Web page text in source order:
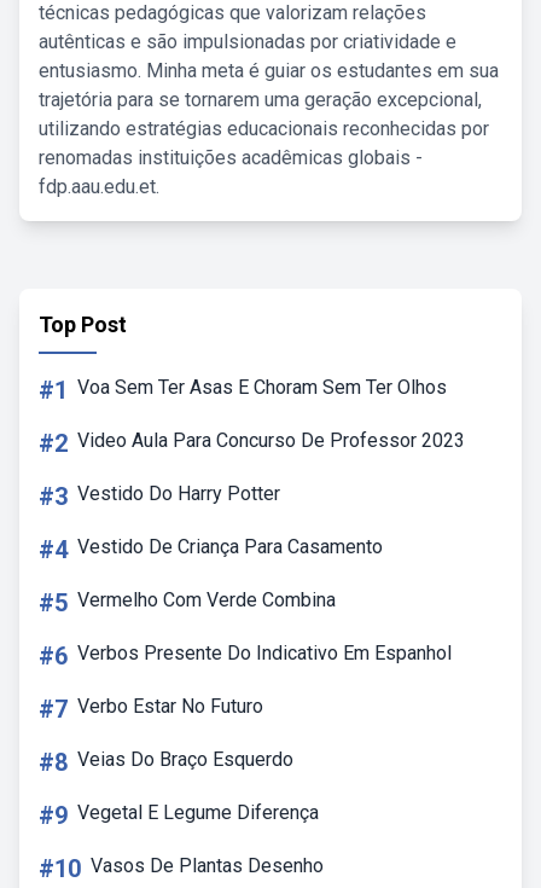
técnicas pedagógicas que valorizam relações
autênticas e são impulsionadas por criatividade e
entusiasmo. Minha meta é guiar os estudantes em sua
trajetória para se tornarem uma geração excepcional,
utilizando estratégias educacionais reconhecidas por
renomadas instituições acadêmicas globais -
fdp.aau.edu.et.
Top Post
#1 Voa Sem Ter Asas E Choram Sem Ter Olhos
#2 Video Aula Para Concurso De Professor 2023
#3 Vestido Do Harry Potter
#4 Vestido De Criança Para Casamento
#5 Vermelho Com Verde Combina
#6 Verbos Presente Do Indicativo Em Espanhol
#7 Verbo Estar No Futuro
#8 Veias Do Braço Esquerdo
#9 Vegetal E Legume Diferença
#10 Vasos De Plantas Desenho